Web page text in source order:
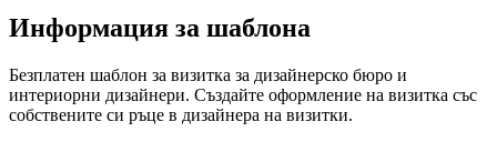
Информация за шаблона
Безплатен шаблон за визитка за дизайнерско бюро и
интериорни дизайнери. Създайте оформление на визитка със
собствените си ръце в дизайнера на визитки.